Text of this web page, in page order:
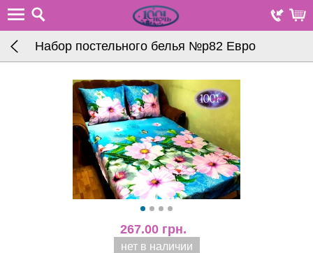
Набор постельного белья №р82 Евро
267.00 грн.
нет в наличии